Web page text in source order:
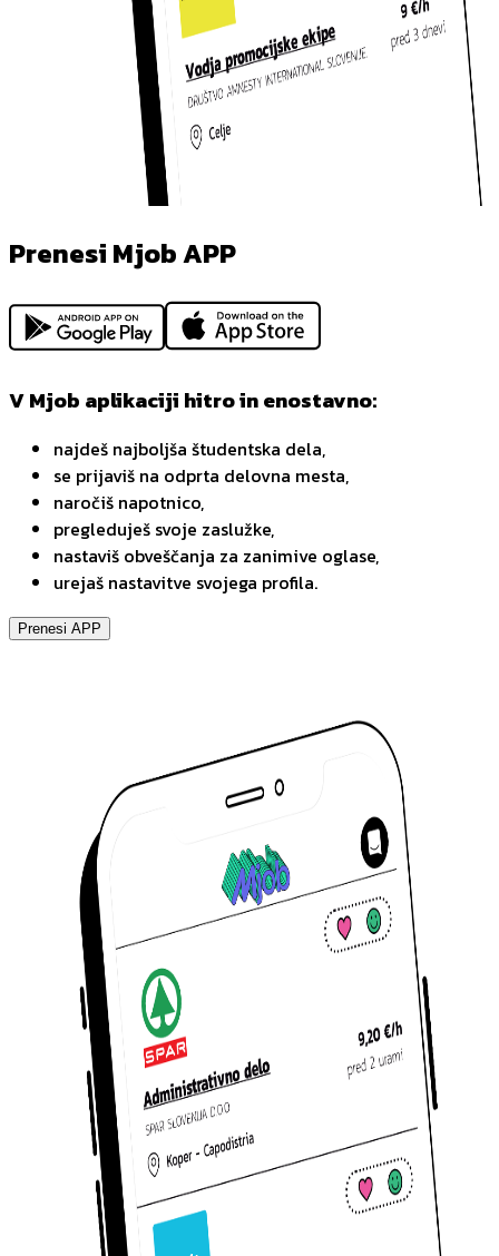
Prenesi Mjob APP
V Mjob aplikaciji hitro in enostavno:
najdeš najboljša študentska dela,
se prijaviš na odprta delovna mesta,
naročiš napotnico,
pregleduješ svoje zaslužke,
nastaviš obveščanja za zanimive oglase,
urejaš nastavitve svojega profila.
Prenesi APP